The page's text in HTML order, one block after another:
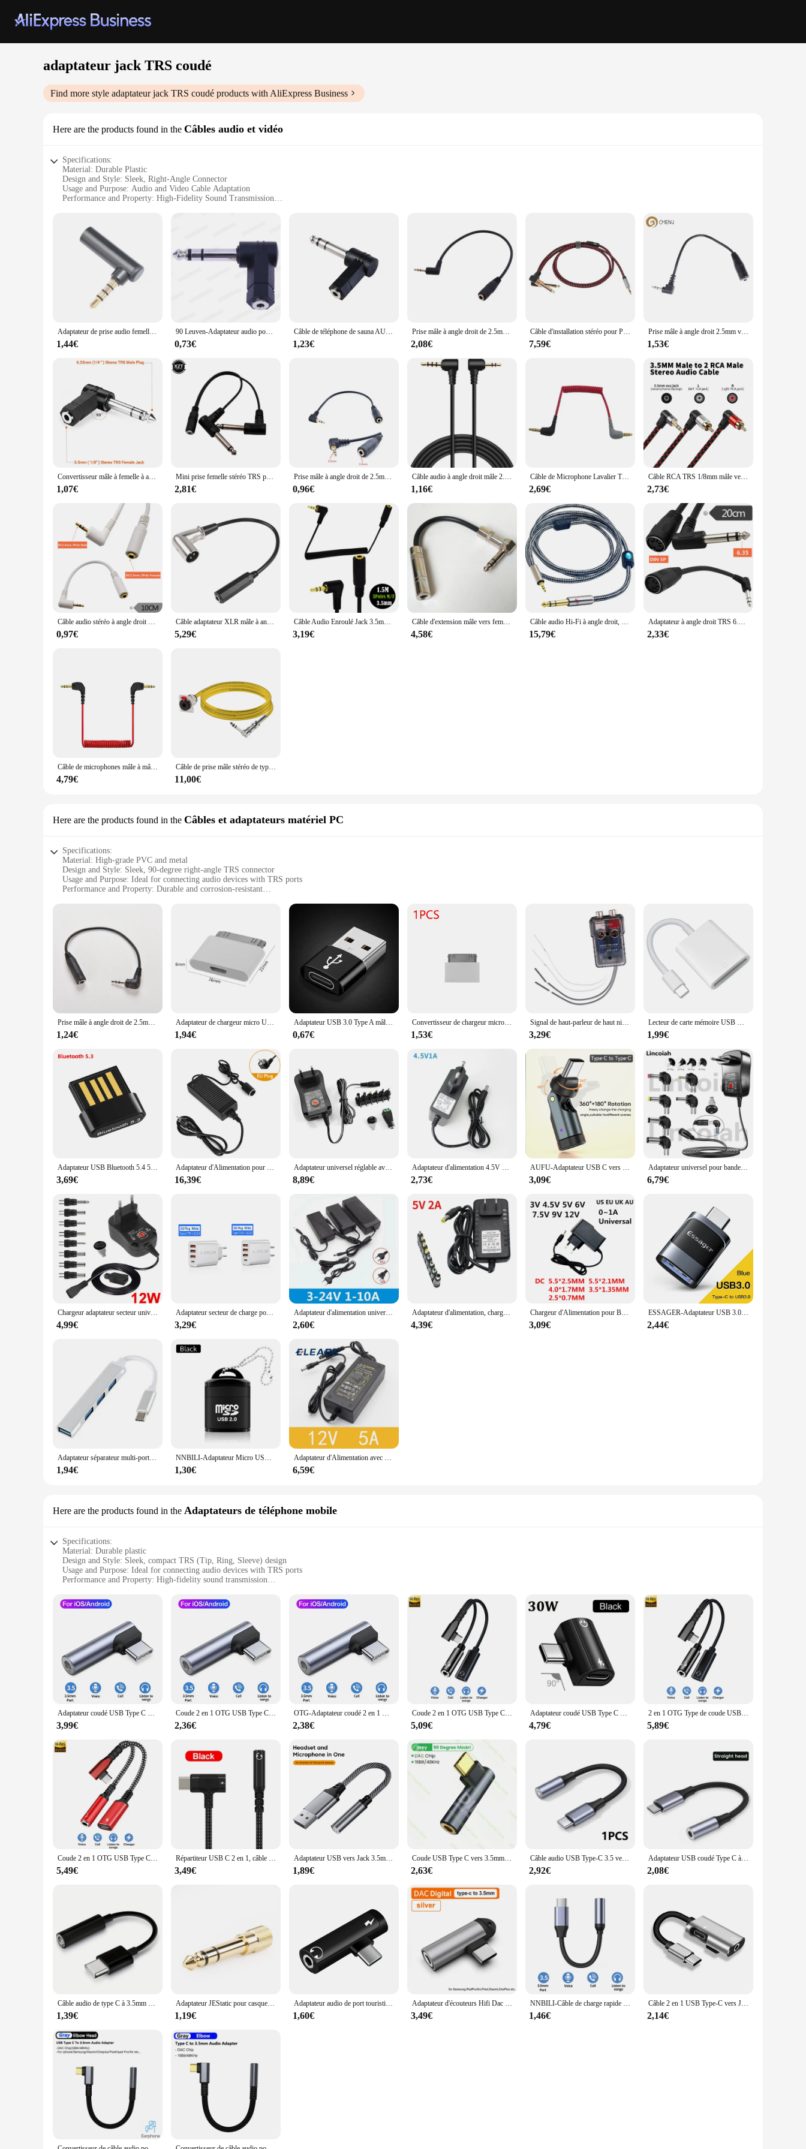
adaptateur jack TRS coudé
Find more style adaptateur jack TRS coudé products with AliExpress Business
Here are the products found in the Câbles audio et vidéo
Specifications:
Material: Durable Plastic
Design and Style: Sleek, Right-Angle Connector
Usage and Purpose: Audio and Video Cable Adaptation
Performance and Property: High-Fidelity Sound Transmission
Features:
**Versatile Audio and Video Adaptation**
The adaptateur jack TRS coudé is a versatile tool for audio and video enthusiasts, designed to enhance your multimedia experience. This compact and portable device is ideal for various scenarios,
from home theater setups to professional audio equipment. The right-angle connector ensures that your cables are neatly organized and prevents stress on the cable's connection points, reducing the risk
**High-Quality Sound and Video Transmission**
With its high-fidelity sound transmission capabilities, the adaptateur jack TRS coudé is perfect for audiophiles and videographers who demand top-notch audio and video quality. Whether you're
**Convenience for Wholesale and Vendors**
This adaptateur jack TRS coudé is not only a valuable addition to your personal collection but also an excellent choice for wholesale and vendor purchases. Its durable plastic construction and practical
personal and professional use.
Adaptateur de prise audio femelle vers mâle 3.5mm, convertisseur d'extension audio en forme de L, angle droit 90, résistant, 1 à 6 pièces
1,44€
90 Leuven-Adaptateur audio pour haut-parleur stéréo, 3.5 à 6.35/6.5mm, 1/4 "Mono Jack, prise 3.5mm, connecteur TRS, convertisseur AUX, câble de téléphone pour sauna
0,73€
Câble de téléphone de sauna AUX à angle droit, haut-parleur, adaptateur audio, prise mâle vers femelle, connecteur TRS, 90 résistant, 6.35mm vers 3.5mm, 3.5mm
1,23€
Prise mâle à angle droit de 2.5mm vers Jack femelle de 3.5mm, stéréo, AUX, audio, TRS, adaptateur d'alimentation CC, câble convertisseur, longueur de 20cm
2,08€
Câble d'installation stéréo pour PC, téléphone, centre commercial, haut-parleur, adaptateur répartiteur Mono Y, prise à angle droit, TRS pour touristes, 1/8mm, 3.5mm, 6.35 TS, 1/4mm
7,59€
Prise mâle à angle droit 2.5mm vers prise femelle 3.5mm, stéréo, AUX, audio, prise TRS, adaptateur d'alimentation CC, câble convertisseur, longueur 15.5cm
1,53€
Convertisseur mâle à femelle à angle droit, adaptateur résistant à 90, rallonge stéréo, 6.35mm, TRS, 3 pôles, 3.5mm, prise jack audio pour téléphone de sauna Mx
1,07€
Mini prise femelle stéréo TRS pour touristes, adaptateur audio à angle droit, câble séparateur Y, prise mâle Mono TS, 3.5mm, 1/8 ", 1/4mm, 20cm, 6.35
2,81€
Prise mâle à angle droit de 2.5mm vers jack femelle de 3.5mm, stéréo, AUX, audio, TRS, adaptateur d'alimentation CC, câble convertisseur
0,96€
Câble audio à angle droit mâle 2.5mm TRS vers mâle 3.5mm TRRS m.com x, 90, résistant, pour casque avec prise 2.5mm, téléphone Xbox One PS4 Talkback
1,16€
Câble de Microphone Lavalier TRS à TRRS, adaptateur de Patch à Angle droit mâle à mâle, sans fil, 3.5mm, pour BOYA Rode SC7
2,69€
Câble RCA TRS 1/8mm mâle vers 2RCA mâle, 90 degrés, résistant à angle droit 3.5, adaptateur séparateur Y stéréo pour téléphone MP3 PC haut-parleur
2,73€
Câble audio stéréo à angle droit plaqué or, adaptateur de ligne, connecteur de fil audio, TRS 2.5, 3.5mm, mâle, femelle, 2.5mm
0,97€
Câble adaptateur XLR mâle à angle droit 90 ° vers TRS 1/4 6.35mm, 3 broches, jack stéréo, pour sauna, téléphone, centre commercial, amplificateur de microphone, 1 pièce
5,29€
Câble Audio Enroulé Jack 3.5mm, 5 Pieds, Angle Résistant à 90, 3 Pôles, Trs 3.5 Mâle à Femelle, Extension Audio, Adaptateur
3,19€
Câble d'extension mâle vers femelle TRS court de 15cm et 6.35mm, connecteur de fil de ligne, adaptateur stéréo à angle droit 6.35, 6.35mm
4,58€
Câble audio Hi-Fi à angle droit, prise TRS 6.35mm vers mini jack 3.5mm, pour sauna, téléphone, PC, téléphone, console Assad, 1m, 2m, 3m, 5m, 8m
15,79€
Adaptateur à angle droit TRS 6.35mm mâle 5 trous DIN femelle, câble rette 5P capacité I femelle 90 résistant 6.35 mâle, fil de ligne audio capacité I 6.35
2,33€
Câble de microphones mâle à mâle TRS pour BOYA Rode SC2 SC7, enroulé à ressort, 90 degrés, résistant, angle droit, caméra, téléphone, connecteur de micro, 3.5mm
4,79€
Câble de prise mâle stéréo de type D, montage sur panneau femelle vers jack mâle à angle droit, prise TRS 6.35 "vers prise TRS 1/4", adaptateur, 1PC, 1/4mm
11,00€
Here are the products found in the Câbles et adaptateurs matériel PC
Specifications:
Material: High-grade PVC and metal
Design and Style: Sleek, 90-degree right-angle TRS connector
Usage and Purpose: Ideal for connecting audio devices with TRS ports
Performance and Property: Durable and corrosion-resistant
Parts and Accessories: Includes a TRS jack adapter and a TRS straight cable
Features:
|Wholesale|Vendors|
**Enhanced Connectivity and Compatibility**
The adaptateur jack TRS coudé is an essential accessory for anyone looking to enhance their audio setup. Its 90-degree right-angle design allows for easy connection of devices with limited space,
making it perfect for tight corners or when space is at a premium. Whether you're connecting a microphone, mixing board, or any other audio equipment with TRS ports, this adapter ensures a secure
and reliable connection.
Crafted from high-grade PVC and metal, this adaptateur jack TRS coudé is designed to withstand the rigors of daily use. Its robust construction ensures that it can withstand frequent plugging and
unplugging, while the corrosion-resistant properties maintain its integrity over time. The TRS jack adapter and straight cable included in the set are made with the same attention to detail, ensuring that
your audio signal remains clear and uninterrupted.
**Versatile and User-Friendly**
This adaptateur jack TRS coudé is not just a simple adapter; it's a versatile tool that caters to a wide range of audio needs. It's an indispensable accessory for musicians, DJs, sound engineers, and
anyone who values the quality of their audio connections. Its lightweight and compact design make it an ideal choice for both professional and personal use. Whether you're setting up a home studio,
managing a live event, or just looking to improve your audio experience, this adaptateur jack TRS coudé is the perfect addition to your gear.
Prise mâle à angle droit de 2.5mm vers Jack femelle de 3.5mm, stéréo AUX, prise audio TRS, adaptateur d'alimentation CC, câble convertisseur, longueur de 15.5cm, 1 pièce
1,24€
Adaptateur de chargeur micro USB femelle vers mâle, 30 broches, pour iPhone4, 4S, 3G, 3GS
1,94€
Adaptateur USB 3.0 Type A mâle vers USB 3.1 Type C femelle, transfert de données, charge, pour iPhone 12 Pro
0,67€
Convertisseur de chargeur micro USB vers 30 broches, adaptateur de chargeur, compatible femelle, micro USB vers mâle pour iPhone4, 4S, 3G, 3GS, 1-3 pièces
1,53€
Signal de haut-parleur de haut niveau vers adaptateur RCA bas, convertisseur de caisson de basses de voiture haut vers bas
3,29€
Lecteur de carte mémoire USB C, adaptateur Type C vers SD TF, convertisseur de données pour appareil photo, iPhone 15, Huawei, Xiaomi
1,99€
Adaptateur USB Bluetooth 5.4 5.3, dongle sans fil, compatible avec ordinateur portable Windows 11/10/8.1, transmetteur audio
3,69€
Adaptateur d'Alimentation pour Voiture, Convertisseur AC à DC, 110/240V à 12V, 15A, 160W, Prise Femelle, Allume-Cigare
16,39€
Adaptateur universel réglable avec différentes tensions, alimentation USB, prise multiprise DC, source DC femelle, 3V, 5V, 6V, 7.5V, 9V, 12V
8,89€
Adaptateur d'alimentation 4.5V 5.5mm x 2.5mm, sortie pet, convertisseur Volt 4.5V l'autorisation, prise US EU, chargeur universel
2,73€
AUFU-Adaptateur USB C vers Type C OTG, câble de charge rapide, convertisseur mâle vers femelle pour iPhone16 Macbook Laptop, 240W
3,09€
Adaptateur universel pour bande lumineuse LED, alimentation réglable multifonction, caméra, AC 100-240V, DC 3V, 4.5V, 5V, 6V, 7.5V, 9V, 12V, 30W
6,79€
Chargeur adaptateur secteur universel réglable, 12W, AC à DC, 3V, 4.5V, 5V, 6V, 7.5V, 9V, 12V, 200mA, 500mA, 600mA, 1A, polarité des barrage
4,99€
Adaptateur secteur de charge pour téléphone portable, chargeur de voyage, prise EU, US, 20W, PD, 4 ports USB, 5V4A, QC3.0, 110V, 220V
3,29€
Adaptateur d'alimentation universel pour caméra CCTV à lumière LED, chargeur, AC 220V, DC 3V, 5V, 6V, 8V, 9V, 10V, 12V, 24V, 1A Pipeline, 3A, 5A, Snap8A
2,60€
Adaptateur d'alimentation, chargeur DC 5V 6V 9V 12V pipeline, AC 110V 220V AC DC, convertisseur de prise DC EU US avec 8 prises allergiques
4,39€
Chargeur d'Alimentation pour Bande Lumineuse LED, Adaptateur Universel, Convertisseur de Tension, 110V à 240V, cc, 3V, 4,5V, 5V, 6V, 7,5V, 9V, 12 V pour 0,5 A, 1A
3,09€
ESSAGER-Adaptateur USB 3.0 vers type C OTG, pour ordinateur portable iPhone14 13 Pro Max Oneplus Samsung, connecteur USB
2,44€
Adaptateur séparateur multi-ports haute vitesse, 4 en 1, type C vers USB A 3.0 HUB OTG, pour Samsung, Huawei, Xiaomi, téléphone portable, Macbook, ordinateur portable
1,94€
NNBILI-Adaptateur Micro USB vers Micro-SD, Mini lecteur de carte mémoire intelligent, TF haute vitesse, OTG, pour Samsung Huawei
1,30€
Adaptateur d'Alimentation avec Prise DC, Convertisseur AC 100V-240V 60W, 12V 5A, 2.1mm-2.5mm x 5.0mm, 1 Pièce
6,59€
Here are the products found in the Adaptateurs de téléphone mobile
Specifications:
Material: Durable plastic
Design and Style: Sleek, compact TRS (Tip, Ring, Sleeve) design
Usage and Purpose: Ideal for connecting audio devices with TRS ports
Performance and Property: High-fidelity sound transmission
Quantity: Available in sets for convenience
**Enhanced Audio Connectivity**
The adaptateur jack TRS coudé is a must-have accessory for anyone who values high-quality audio connections. Its TRS design ensures compatibility with a wide range of audio devices, including
smartphones, tablets, and laptops. The sleek, compact form factor makes it a perfect travel companion, fitting effortlessly into any bag or pocket. The robust plastic construction guarantees durability,
ensuring that your audio connections remain stable and reliable, whether you're at home or on the go.
**Versatile and Convenient**
This adaptateur jack TRS coudé is not just about sound quality; it's also about convenience. The availability in sets means you can have multiple adapters at hand, whether you're using them for
personal or professional purposes. The wholesale and vendor options make it an ideal choice for businesses looking to stock up on audio accessories. The compact size and lightweight nature of the
adapters make them an unobtrusive addition to any audio setup, whether it's for personal use or in a professional studio environment.
**High-Fidelity Sound Transmission**
compromised during the connection process. Whether you're listening to music, recording podcasts, or participating in video calls, the adapters ensure that your audio is crisp and clear. The sets
available provide a cost-effective solution for those who need multiple adapters, making it an economical choice for both personal and professional use.
Adaptateur coudé USB Type C vers Jack 3.5mm, convertisseur audio AUX pour téléphone, sauna, chargeur rapide 30W pour Samsung, iPhone 15, Xiaomi, Huawei, nouveau
3,99€
Coude 2 en 1 OTG USB Type C vers prise AUX 3.5mm, adaptateur de téléphone, charge rapide 60W, pour Samsung, Xiaomi, iPhone 15
2,36€
OTG-Adaptateur coudé 2 en 1 USB C vers prise jack 3.5mm, adaptateur de téléphone, sauna audio, chargeur rapide 60W, pour Samsung iPhone15 Huawei Xiaomi tablette
2,38€
Coude 2 en 1 OTG USB Type C vers prise AUX 3.5mm, adaptateur de téléphone, charge rapide 60W, pour Samsung, Xiaomi, iPhone 15
5,09€
Adaptateur coudé USB Type C vers Jack 3.5mm, convertisseur audio AUX pour téléphone, sauna, chargeur rapide 30W pour Samsung, iPhone 15, Xiaomi, Huawei, nouveau
4,79€
2 en 1 OTG Type de coude USB C à 3,5 mm Jack Aux Adaptateur de casque audio 60W Charge rapide pour Samsung iPhone 15 Pro Huawei Xiaomi
5,89€
Coude 2 en 1 OTG USB Type C vers prise AUX 3.5mm, adaptateur de téléphone, charge rapide 60W, pour Samsung, Xiaomi, iPhone 15
5,49€
Répartiteur USB C 2 en 1, câble de chargeur rapide PD, type C à 3 5 Jack, adaptateur audio pour Samsung S24, S23, S22, S21 Ultra, A54, A53, iPhone 15
3,49€
Adaptateur USB vers Jack 3.5mm, câble audio, carte son externe, sauna, téléphone, microphone, PC, ordinateur portable
1,89€
Coude USB Type C vers 3.5mm HiFi, Adaptateur pour Écouteurs, Jack 3.5, Câble Adaptateur Audio AUX pour iPad Pro, Samsung, Huawei, Xiaomi
2,63€
Câble audio USB Type-C 3.5 vers prise 5mm, accessoires de téléphone, adaptateur pour sauna
2,92€
Adaptateur USB coudé Type C à Jack 3.5, convertisseur de câble Audio USB-C 3 5mm, pour Samsung Galaxy S22 S21 Huawei P50 Xiaomi 12
2,08€
Câble audio de type C à 3.5mm pour Huawei, Xiaomi Redmi, POCO, Sumsang, LG, 3.5mm à 8 broches, pour iPhone
1,39€
Adaptateur JEStatic pour casque audio et microphone, prise jack mâle vers femelle 3.5mm, convertisseur 6.5 3.5, câble mx plaqué or, 1 à 5 pièces
1,19€
Adaptateur audio de port touristique de type C vers prise jack 3.5mm, adaptateur 2 en 1 pour téléphone de sauna, chargeur audio, accessoires de distributeur uniquement pour Xiaomi, Huawei
1,60€
Adaptateur d'écouteurs Hifi Dac USB Type C, adaptateur de jeu à angle droit, Jack 3.5mm, Oneplus 12, 12r, 11, Samsung S24, A54, A34, Pixel 8 Pro
3,49€
NNBILI-Câble de charge rapide 2 en 1 USB Type-C vers 3.5mm, adaptateur audio pour téléphone, prise m-x, PD 60W, pour iPhone 15 Samsung Xiaomi Macbook
1,46€
Câble 2 en 1 USB Type-C vers Jack 3.5mm pour écouteurs, adaptateur, chargeur, répartiteur, audio, téléphone, sauna, Xiaomi, Huawei, m-m, 3.5mm
2,14€